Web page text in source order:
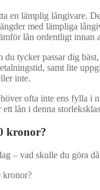
en lämplig långivare.
med lämpliga
lån ordentligt innan
du tycker passar dig
samt lite
inte.
ofta inte ens fylla
lån i denna
kronor?
– vad skulle du göra
kronor?